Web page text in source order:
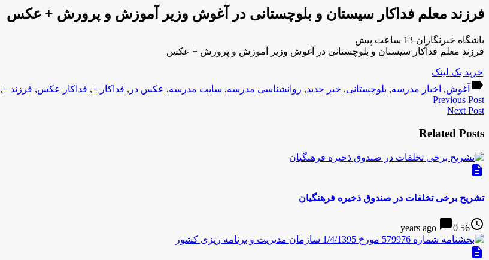
فرزند معلم فداکار سیستان و بلوچستانی در آغوش وزیر آموزش و پرورش + عکس
باشگاه خبرنگاران-13 ساعت پیش
فرزند معلم فداکار سیستان و بلوچستانی در آغوش وزیر آموزش و پرورش + عکس
خرید بک لینک
label آغوش, اخبار مدرسه, بلوچستانی, خبر جدید, روانشناسی مدرسه, سایت مدرسه, عکس در , فداکار +, فداکار عکس, فرزند +,
Previous Post
Next Post
Related Posts
description
تشریح برخی تخلفات در صندوق ذخیره فرهنگیان
access_time
56 years ago
chat_bubble0
description